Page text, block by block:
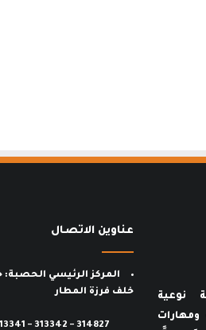
نوعية
عناوين الاتصـال
المركز الرئيسي الحصبة:
خلف فرزة المطار
– 313342 – 314827